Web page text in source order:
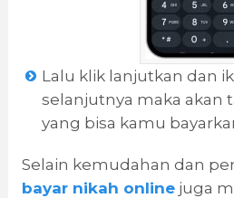
Lalu klik lanjutkan dan
selanjutnya maka akan
yang bisa kamu
Selain kemudahan dan
bayar nikah onlinejuga